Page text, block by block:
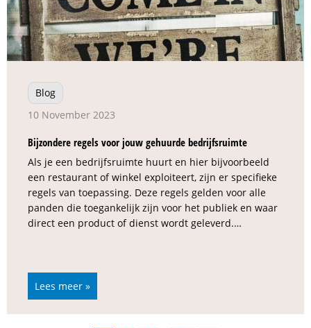
Blog
10 November 2023
Bijzondere regels voor jouw gehuurde bedrijfsruimte
Als je een bedrijfsruimte huurt en hier bijvoorbeeld
een restaurant of winkel exploiteert, zijn er specifieke
regels van toepassing. Deze regels gelden voor alle
panden die toegankelijk zijn voor het publiek en waar
direct een product of dienst wordt geleverd.…
Lees meer »